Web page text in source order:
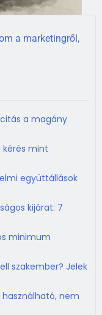
a marketingről,
a magány
mint
együttállások
kijárat: 7
minimum
szakember? Jelek
nem